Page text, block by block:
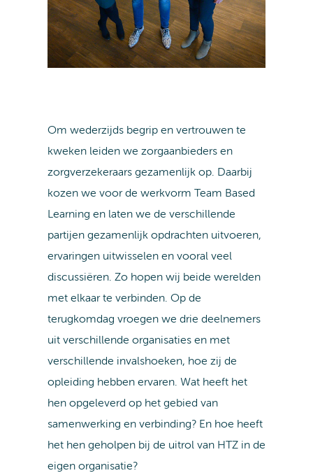
Om wederzijds begrip en vertrouwen te
kweken leiden we zorgaanbieders en
zorgverzekeraars gezamenlijk op. Daarbij
kozen we voor de werkvorm Team Based
Learning en laten we de verschillende
partijen gezamenlijk opdrachten uitvoeren,
ervaringen uitwisselen en vooral veel
discussiëren. Zo hopen wij beide werelden
met elkaar te verbinden. Op de
terugkomdag vroegen we drie deelnemers
uit verschillende organisaties en met
verschillende invalshoeken, hoe zij de
opleiding hebben ervaren. Wat heeft het
hen opgeleverd op het gebied van
samenwerking en verbinding? En hoe heeft
het hen geholpen bij de uitrol van HTZ in de
eigen organisatie?